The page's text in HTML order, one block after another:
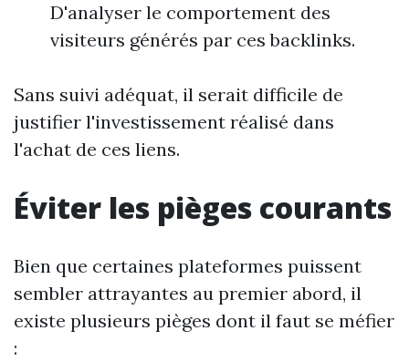
D'analyser le comportement des
visiteurs générés par ces backlinks.
Sans suivi adéquat, il serait difficile de
justifier l'investissement réalisé dans
l'achat de ces liens.
Éviter les pièges courants
Bien que certaines plateformes puissent
sembler attrayantes au premier abord, il
existe plusieurs pièges dont il faut se méfier
: